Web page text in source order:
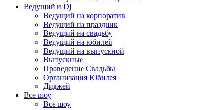
Ведущий и Dj
Ведущий на корпоратив
Ведущий на праздник
Ведущий на свадьбу
Ведущий на юбилей
Ведущий на выпускной
Выпускные
Проведение Свадьбы
Организация Юбилея
Диджей
Все шоу
Все шоу